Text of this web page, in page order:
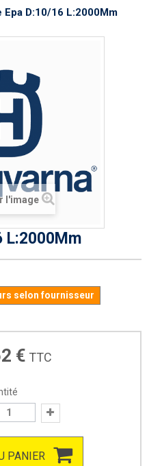
Epa D:10/16 L:2000Mm
l'image
L:2000Mm
selon fournisseur
€ TTC
PANIER